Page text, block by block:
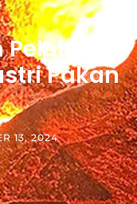
Pelet
Pakan
13, 2024